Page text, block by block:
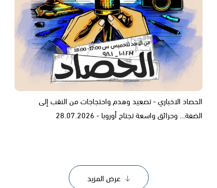
الحصاد الاخباري - تصعيد وهدم واحتجاجات من النقب إلى
الضفة… وحرائق واسعة تجتاح أوروبا - 28.07.2026
عرض المزيد